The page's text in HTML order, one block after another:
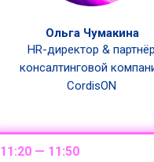
11:20 — 11:50
Ольга Чумакина
HR-директор & партнёр
консалтинговой
CordisON